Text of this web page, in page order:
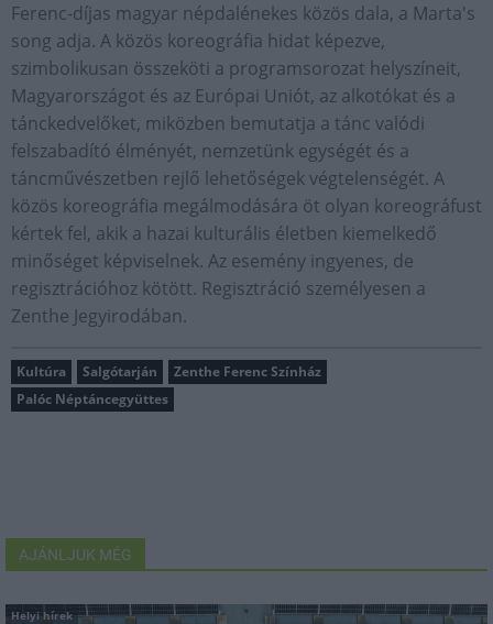
Ferenc-díjas magyar népdalénekes közös dala, a Marta's
song adja. A közös koreográfia hidat képezve,
szimbolikusan összeköti a programsorozat helyszíneit,
Magyarországot és az Európai Uniót, az alkotókat és a
tánckedvelőket, miközben bemutatja a tánc valódi
felszabadító élményét, nemzetünk egységét és a
táncművészetben rejlő lehetőségek végtelenségét. A
közös koreográfia megálmodására öt olyan koreográfust
kértek fel, akik a hazai kulturális életben kiemelkedő
minőséget képviselnek. Az esemény ingyenes, de
regisztrációhoz kötött. Regisztráció személyesen a
Zenthe Jegyirodában.
Kultúra Salgótarján
Zenthe Ferenc Színház
Palóc Néptáncegyüttes
AJÁNLJUK MÉG
Helyi hírek